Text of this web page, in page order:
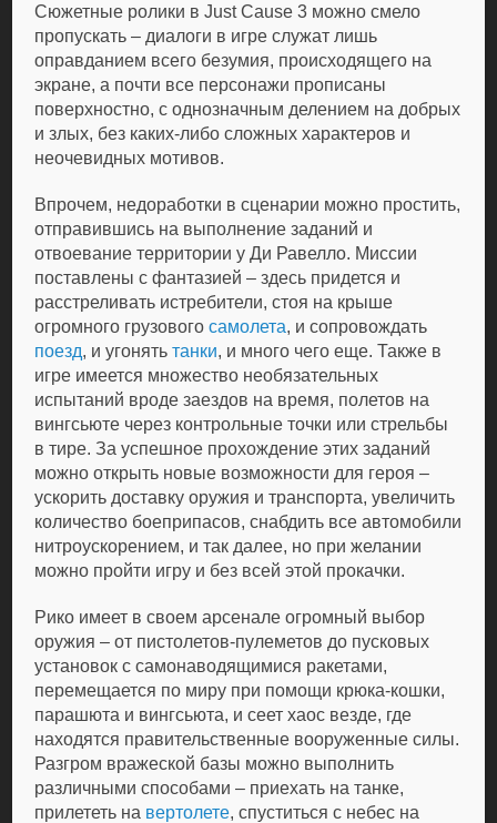
Сюжетные ролики в Just Cause 3 можно смело
пропускать – диалоги в игре служат лишь
оправданием всего безумия, происходящего на
экране, а почти все персонажи прописаны
поверхностно, с однозначным делением на добрых
и злых, без каких-либо сложных характеров и
неочевидных мотивов.
Впрочем, недоработки в сценарии можно простить,
отправившись на выполнение заданий и
отвоевание территории у Ди Равелло. Миссии
поставлены с фантазией – здесь придется и
расстреливать истребители, стоя на крыше
огромного грузовогосамолета, и сопровождать
поезд, и угонятьтанки, и много чего еще. Также в
игре имеется множество необязательных
испытаний вроде заездов на время, полетов на
вингсьюте через контрольные точки или стрельбы
в тире. За успешное прохождение этих заданий
можно открыть новые возможности для героя –
ускорить доставку оружия и транспорта, увеличить
количество боеприпасов, снабдить все автомобили
нитроускорением, и так далее, но при желании
можно пройти игру и без всей этой прокачки.
Рико имеет в своем арсенале огромный выбор
оружия – от пистолетов-пулеметов до пусковых
установок с самонаводящимися ракетами,
перемещается по миру при помощи крюка-кошки,
парашюта и вингсьюта, и сеет хаос везде, где
находятся правительственные вооруженные силы.
Разгром вражеской базы можно выполнить
различными способами – приехать на танке,
прилететь на вертолете, спуститься с небес на